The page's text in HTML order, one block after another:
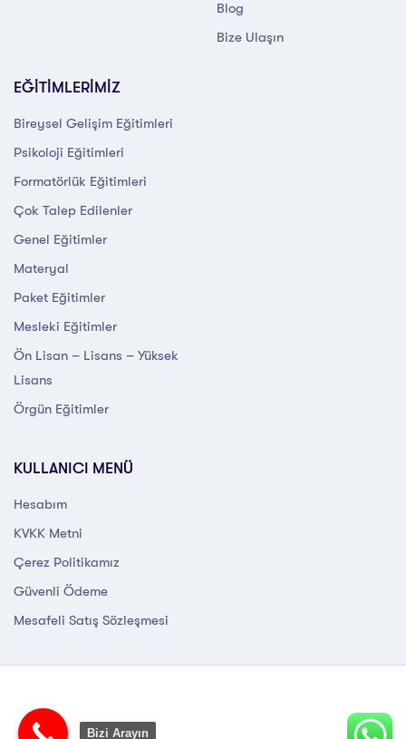
Blog
Bize Ulaşın
EĞİTİMLERİMİZ
Bireysel Gelişim Eğitimleri
Psikoloji Eğitimleri
Formatörlük Eğitimleri
Çok Talep Edilenler
Genel Eğitimler
Materyal
Paket Eğitimler
Mesleki Eğitimler
Ön Lisan – Lisans – Yüksek
Lisans
Örgün Eğitimler
KULLANICI MENÜ
Hesabım
KVKK Metni
Çerez Politikamız
Güvenli Ödeme
Mesafeli Satış Sözleşmesi
Bizi Arayın